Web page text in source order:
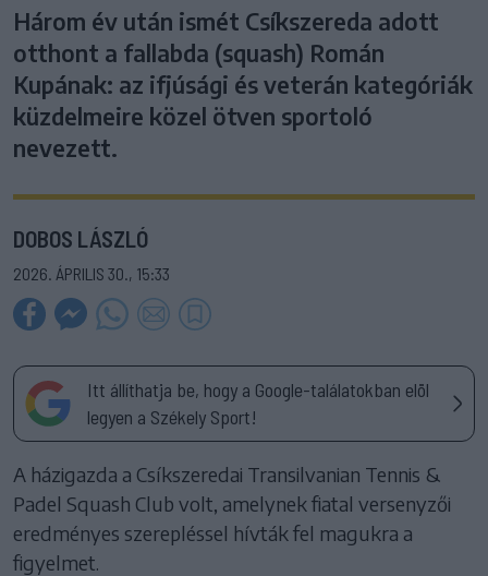
Három év után ismét Csíkszereda adott
otthont a fallabda (squash) Román
Kupának: az ifjúsági és veterán kategóriák
küzdelmeire közel ötven sportoló
nevezett.
DOBOS LÁSZLÓ
2026. ÁPRILIS 30., 15:33
Itt állíthatja be, hogy a Google-találatokban elöl
legyen a Székely Sport!
A házigazda a Csíkszeredai Transilvanian Tennis &
Padel Squash Club volt, amelynek fiatal versenyzői
eredményes szerepléssel hívták fel magukra a
figyelmet.